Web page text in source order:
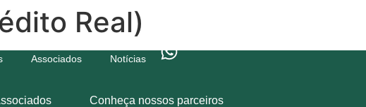
Associados Notícias
Real)
Conheça nossos parceiros